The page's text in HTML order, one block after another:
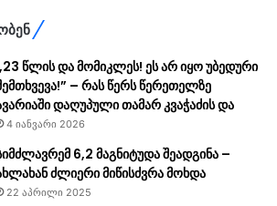
წლის და მომიკლეს! ეს არ იყო უბედური
– რას წერს წერეთელზე
დაღუპული თამარ კვაჭაძის და
4 იანვარი 2026
6,2 მაგნიტუდა შეადგინა –
ძლიერი მიწისძვრა მოხდა
22 აპრილი 2025